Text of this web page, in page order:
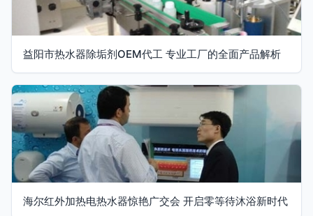
益阳市热水器除垢剂OEM代工 专业工厂的全面产品解析
海尔红外加热电热水器惊艳广交会 开启零等待沐浴新时代